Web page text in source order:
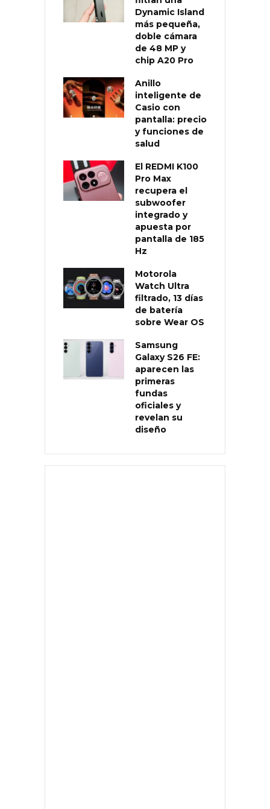
Dynamic Island
más pequeña,
doble cámara
de 48 MP y
chip A20 Pro
Anillo
inteligente de
Casio con
pantalla: precio
y funciones de
salud
El REDMI K100
Pro Max
recupera el
subwoofer
integrado y
apuesta por
pantalla de 185
Hz
Motorola
Watch Ultra
filtrado, 13 días
de batería
sobre Wear OS
Samsung
Galaxy S26 FE:
aparecen las
primeras
fundas
oficiales y
revelan su
diseño